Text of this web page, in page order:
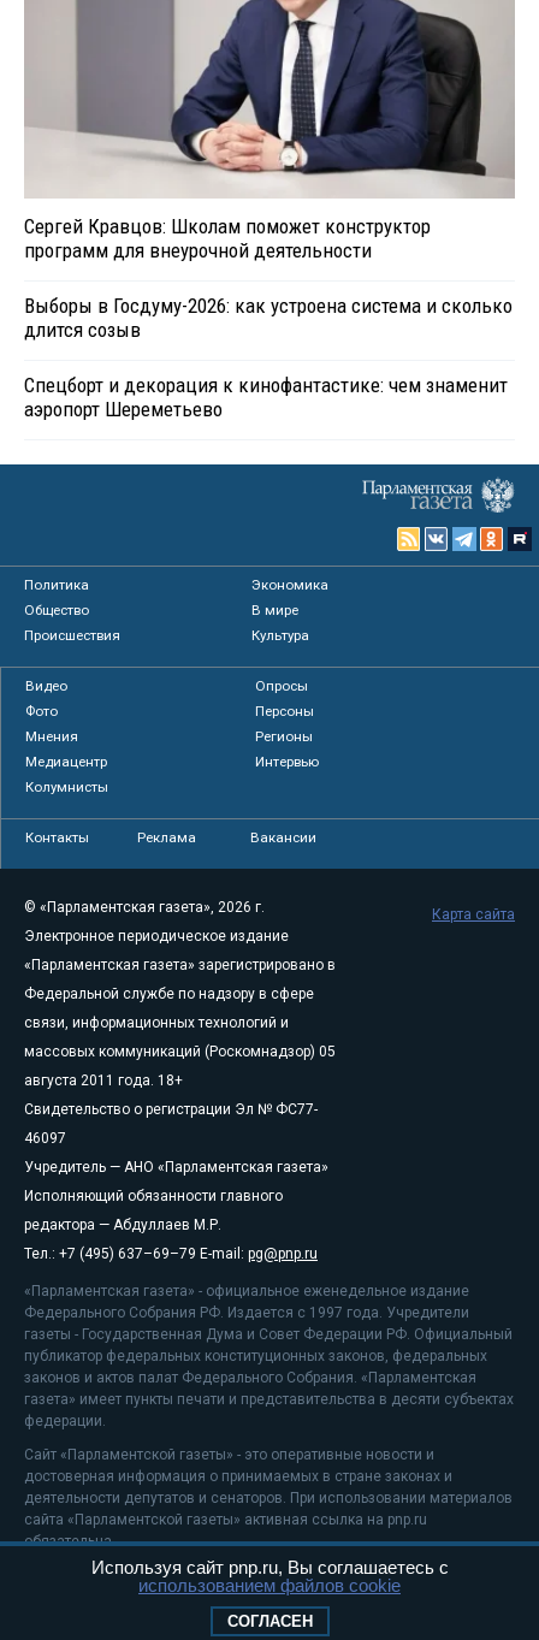
Сергей Кравцов: Школам поможет конструктор
программ для внеурочной деятельности
Выборы в Госдуму-2026: как устроена система и сколько
длится созыв
Спецборт и декорация к кинофантастике: чем знаменит
аэропорт Шереметьево
Политика
Экономика
Общество
В мире
Происшествия
Культура
Видео
Опросы
Фото
Персоны
Мнения
Регионы
Медиацентр
Интервью
Колумнисты
Контакты Реклама Вакансии
© «Парламентская газета», 2026 г.
Электронное периодическое издание
«Парламентская газета» зарегистрировано в
Федеральной службе по надзору в сфере
связи, информационных технологий и
массовых коммуникаций (Роскомнадзор) 05
августа 2011 года. 18+
Свидетельство о регистрации Эл № ФС77-
46097
Учредитель — АНО «Парламентская газета»
Исполняющий обязанности главного
редактора — Абдуллаев М.Р.
Тел.: +7 (495) 637–69–79 E-mail: pg@pnp.ru
«Парламентская газета» - официальное еженедельное издание
Федерального Собрания РФ. Издается с 1997 года. Учредители
газеты - Государственная Дума и Совет Федерации РФ. Официальный
публикатор федеральных конституционных законов, федеральных
законов и актов палат Федерального Собрания. «Парламентская
газета» имеет пункты печати и представительства в десяти субъектах
федерации.
Сайт «Парламентской газеты» - это оперативные новости и
достоверная информация о принимаемых в стране законах и
деятельности депутатов и сенаторов. При использовании материалов
сайта «Парламентской газеты» активная ссылка на pnp.ru
обязательна.
На информационном ресурсе применяютсярекомендательные
Положение о защите персональных данных
Карта сайта
Используя сайт pnp.ru, Вы соглашаетесь с
использованием файлов cookie
СОГЛАСЕН